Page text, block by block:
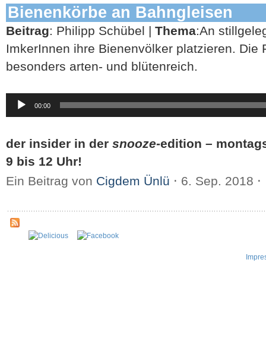
Bienenkörbe an Bahngleisen
Beitrag: Philipp Schübel | Thema:An
ImkerInnen ihre Bienenvölker platzieren. Die
besonders arten- und blütenreich.
Audio-
Player
00:00
der insider in der snooze-edition –
9 bis 12 Uhr!
Ein Beitrag von Cigdem Ünlü ⋅ 6. Sep. 2018 ⋅